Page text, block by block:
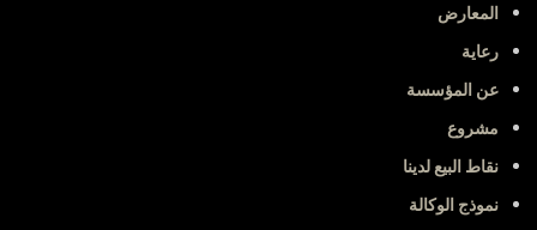
المعارض
رعاية
عن المؤسسة
مشروع
نقاط البيع لدينا
نموذج الوكالة